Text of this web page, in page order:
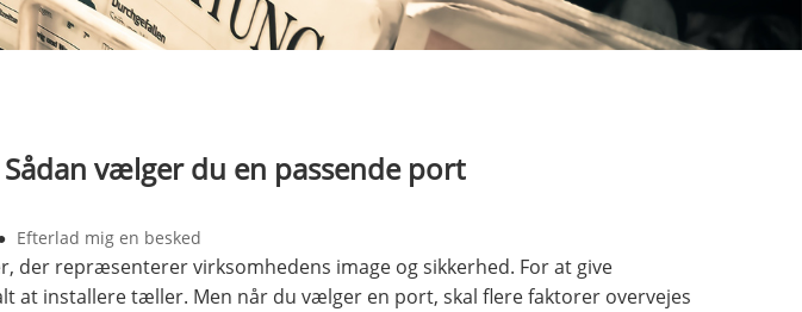
vælger du en passende port
Efterlad mig en besked
der repræsenterer virksomhedens image og sikkerhed. For at give
at installere tæller. Men når du vælger en port, skal flere faktorer overvejes